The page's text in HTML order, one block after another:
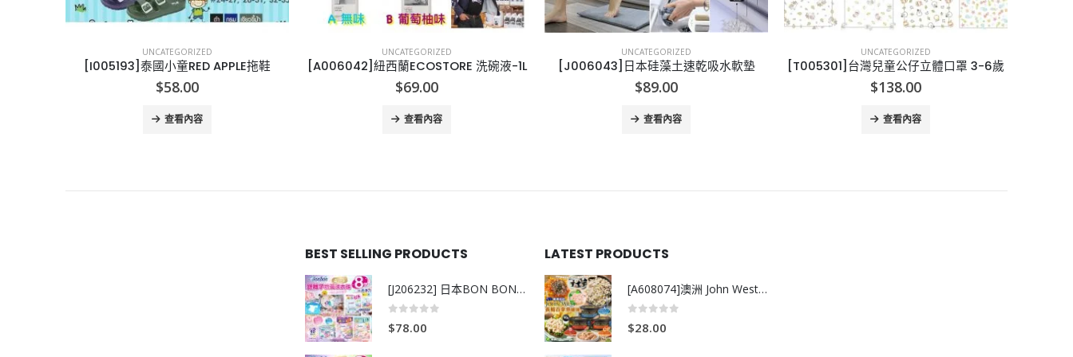
UNCATEGORIZED
[A006042]紐西蘭ECOSTORE 洗碗液-1L
$69.00
查看內容
UNCATEGORIZED
[J006043]日本硅藻土速乾吸水軟墊
$89.00
查看內容
UNCATEGORIZED
[T005301]台灣兒童公仔立體口罩 3-6歲
$138.00
查看內容
UNCATEGORIZED
[K006033]Perfumeholic名牌香水系列
$49.00
查看內容
BEST SELLING PRODUCTS
[J206232] 日本BON BON銀離子抗菌啫喱洗衣珠 (80粒)
$78.00
LATEST PRODUCTS
[A608074]澳洲 John West黃鮨吞拿魚罐頭
$28.00